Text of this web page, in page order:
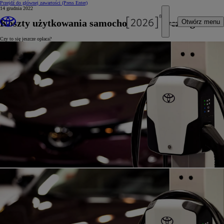
Przejdź do głównej zawartości (Press Enter)
Otwórz menu
14 grudnia 2022
Koszty użytkowania samochodu elektrycznego
Czy to się jeszcze opłaca?